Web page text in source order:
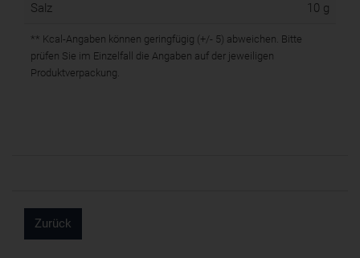
Salz 10 g
** Kcal-Angaben können geringfügig (+/- 5) abweichen. Bitte
prüfen Sie im Einzelfall die Angaben auf der jeweiligen
Produktverpackung.
Zurück